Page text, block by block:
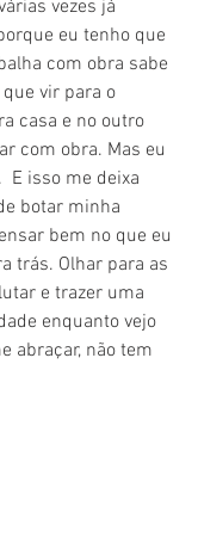
vezes já
eu tenho que
com obra sabe
vir para o
casa e no outro
com obra. Mas eu
E isso me deixa
botar minha
bem no que eu
trás. Olhar para as
e trazer uma
enquanto vejo
abraçar, não tem